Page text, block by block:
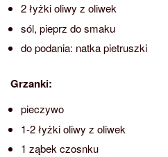
2 łyżki oliwy z oliwek
sól, pieprz do smaku
do podania: natka pietruszki
Grzanki:
pieczywo
1-2 łyżki oliwy z oliwek
1 ząbek czosnku